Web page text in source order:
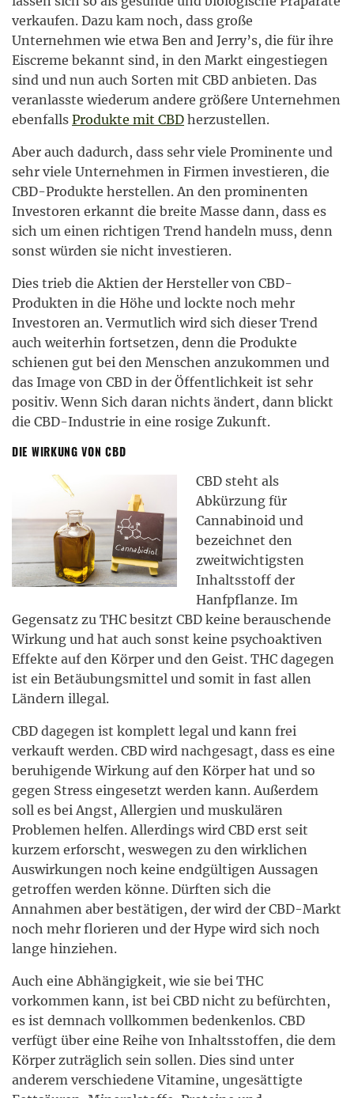
verkaufen. Dazu kam noch, dass große
Unternehmen wie etwa Ben and Jerry’s, die für ihre
Eiscreme bekannt sind, in den Markt eingestiegen
sind und nun auch Sorten mit CBD anbieten. Das
veranlasste wiederum andere größere Unternehmen
ebenfalls Produkte mit CBD herzustellen.
Aber auch dadurch, dass sehr viele Prominente und
sehr viele Unternehmen in Firmen investieren, die
CBD-Produkte herstellen. An den prominenten
Investoren erkannt die breite Masse dann, dass es
sich um einen richtigen Trend handeln muss, denn
sonst würden sie nicht investieren.
Dies trieb die Aktien der Hersteller von CBD-
Produkten in die Höhe und lockte noch mehr
Investoren an. Vermutlich wird sich dieser Trend
auch weiterhin fortsetzen, denn die Produkte
schienen gut bei den Menschen anzukommen und
das Image von CBD in der Öffentlichkeit ist sehr
positiv. Wenn Sich daran nichts ändert, dann blickt
die CBD-Industrie in eine rosige Zukunft.
DIE WIRKUNG VON CBD
CBD steht als
Abkürzung für
Cannabinoid und
bezeichnet den
zweitwichtigsten
Inhaltsstoff der
Hanfpflanze. Im
Gegensatz zu THC besitzt CBD keine berauschende
Wirkung und hat auch sonst keine psychoaktiven
Effekte auf den Körper und den Geist. THC dagegen
ist ein Betäubungsmittel und somit in fast allen
Ländern illegal.
CBD dagegen ist komplett legal und kann frei
verkauft werden. CBD wird nachgesagt, dass es eine
beruhigende Wirkung auf den Körper hat und so
gegen Stress eingesetzt werden kann. Außerdem
soll es bei Angst, Allergien und muskulären
Problemen helfen. Allerdings wird CBD erst seit
kurzem erforscht, weswegen zu den wirklichen
Auswirkungen noch keine endgültigen Aussagen
getroffen werden könne. Dürften sich die
Annahmen aber bestätigen, der wird der CBD-Markt
noch mehr florieren und der Hype wird sich noch
lange hinziehen.
Auch eine Abhängigkeit, wie sie bei THC
vorkommen kann, ist bei CBD nicht zu befürchten,
es ist demnach vollkommen bedenkenlos. CBD
verfügt über eine Reihe von Inhaltsstoffen, die dem
Körper zuträglich sein sollen. Dies sind unter
anderem verschiedene Vitamine, ungesättigte